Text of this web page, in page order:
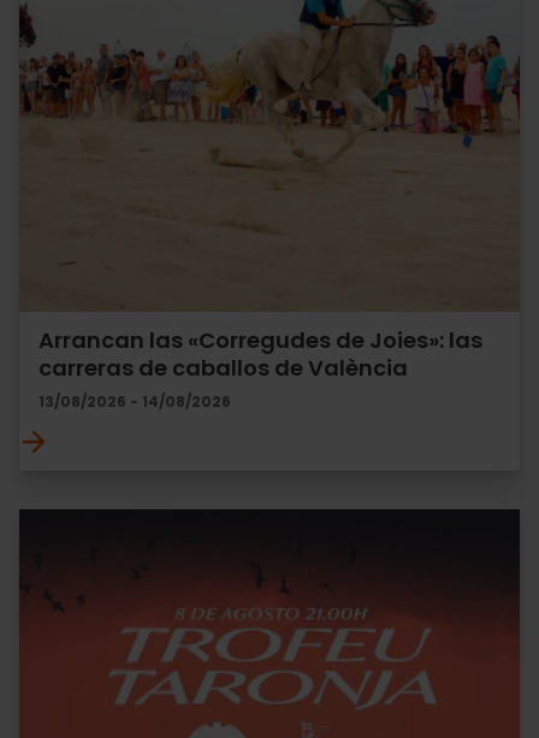
Arrancan las «Corregudes de Joies»: las
carreras de caballos de València
13/08/2026 - 14/08/2026